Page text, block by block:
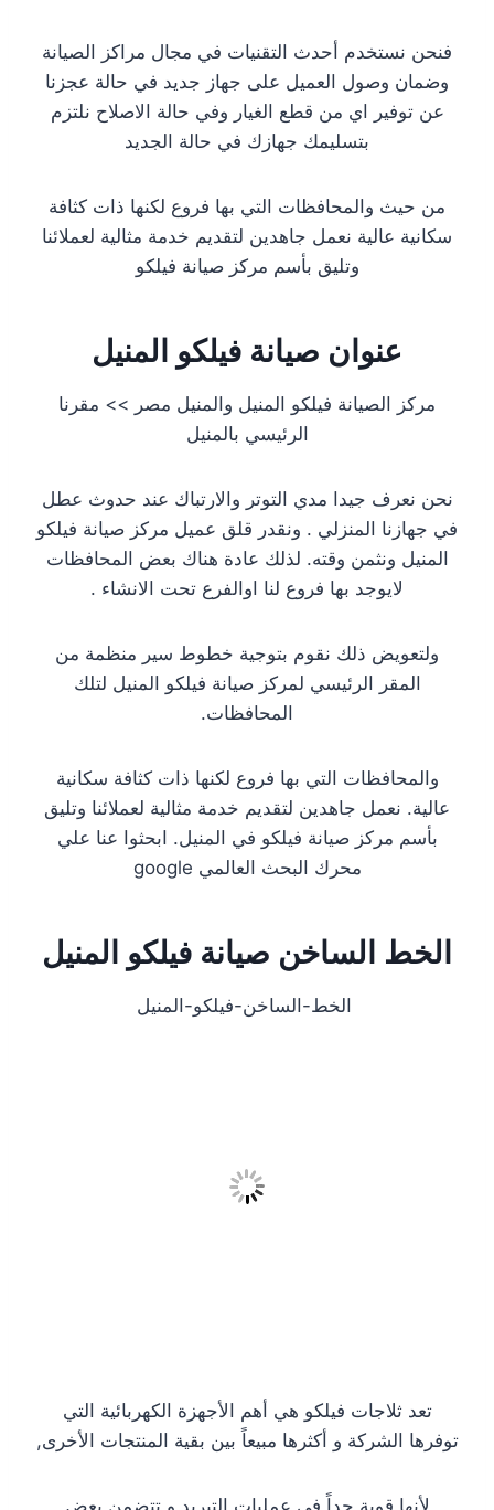
فنحن نستخدم أحدث التقنيات في مجال مراكز الصيانة
وضمان وصول العميل على جهاز جديد في حالة عجزنا
عن توفير اي من قطع الغيار وفي حالة الاصلاح نلتزم
بتسليمك جهازك في حالة الجديد
من حيث والمحافظات التي بها فروع لكنها ذات كثافة
سكانية عالية نعمل جاهدين لتقديم خدمة مثالية لعملائنا
وتليق بأسم مركز صيانة فيلكو
عنوان صيانة فيلكو المنيل
مركز الصيانة فيلكو المنيل والمنيل مصر >> مقرنا
الرئيسي بالمنيل
نحن نعرف جيدا مدي التوتر والارتباك عند حدوث عطل
في جهازنا المنزلي . ونقدر قلق عميل مركز صيانة فيلكو
المنيل ونثمن وقته. لذلك عادة هناك بعض المحافظات
لايوجد بها فروع لنا اوالفرع تحت الانشاء .
ولتعويض ذلك نقوم بتوجية خطوط سير منظمة من
المقر الرئيسي لمركز صيانة فيلكو المنيل لتلك
المحافظات.
والمحافظات التي بها فروع لكنها ذات كثافة سكانية
عالية. نعمل جاهدين لتقديم خدمة مثالية لعملائنا وتليق
بأسم مركز صيانة فيلكو في المنيل. ابحثوا عنا علي
محرك البحث العالمي google
الخط الساخن صيانة فيلكو المنيل
الخط-الساخن-فيلكو-المنيل
تعد ثلاجات فيلكو هي أهم الأجهزة الكهربائية التي
توفرها الشركة و أكثرها مبيعاً بين بقية المنتجات الأخرى,